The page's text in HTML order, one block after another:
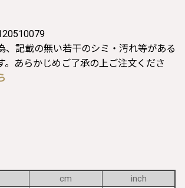
、記載の無い若干のシミ・汚れ等がある
。あらかじめご了承の上ご注文くださ
cm
inch